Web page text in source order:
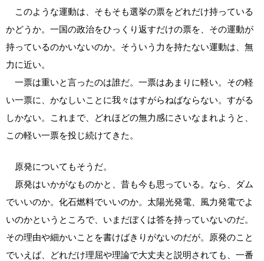
このような運動は、そもそも選挙の票をどれだけ持っている
かどうか。一国の政治をひっくり返すだけの票を、その運動が
持っているのかいないのか。そういう力を持たない運動は、無
力に近い。
一票は重いと言ったのは誰だ。一票はあまりに軽い。その軽
い一票に、かなしいことに我々はすがらねばならない。すがる
しかない。これまで、どれほどの無力感にさいなまれようと、
この軽い一票を投じ続けてきた。
原発についてもそうだ。
原発はいかがなものかと、昔も今も思っている。なら、ダム
でいいのか。化石燃料でいいのか。太陽光発電、風力発電でよ
いのかというところで、いまだぼくは答を持っていないのだ。
その理由や細かいことを書けばきりがないのだが。原発のこと
でいえば、どれだけ理屈や理論で大丈夫と説明されても、一番